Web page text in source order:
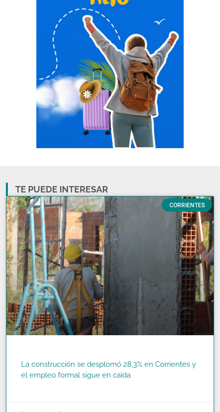
TE PUEDE INTERESAR
CORRIENTES
La construcción se desplomó 28,3% en Corrientes y
el empleo formal sigue en caída